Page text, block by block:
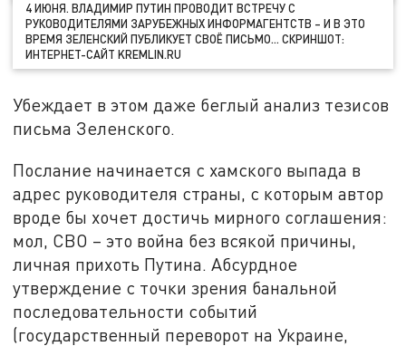
4 ИЮНЯ. ВЛАДИМИР ПУТИН ПРОВОДИТ ВСТРЕЧУ С
РУКОВОДИТЕЛЯМИ ЗАРУБЕЖНЫХ ИНФОРМАГЕНТСТВ – И В ЭТО
ВРЕМЯ ЗЕЛЕНСКИЙ ПУБЛИКУЕТ СВОЁ ПИСЬМО… СКРИНШОТ:
ИНТЕРНЕТ-САЙТ KREMLIN.RU
Убеждает в этом даже беглый анализ тезисов
письма Зеленского.
Послание начинается с хамского выпада в
адрес руководителя страны, с которым автор
вроде бы хочет достичь мирного соглашения:
мол, СВО – это война без всякой причины,
личная прихоть Путина. Абсурдное
утверждение с точки зрения банальной
последовательности событий
(государственный переворот на Украине,